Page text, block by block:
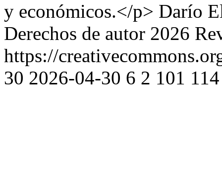
y económicos.</p> Darío
Derechos de autor 2026
https://
30 2026-04-30 6 2 101 114